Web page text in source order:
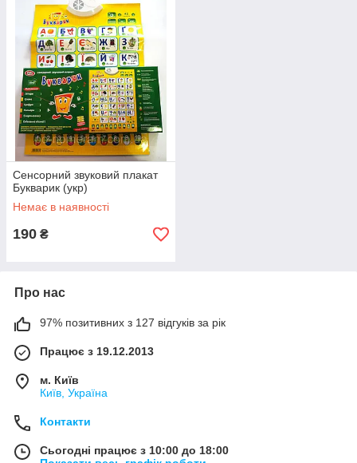
Сенсорний звуковий плакат
Букварик (укр)
Немає в наявності
190 ₴
Про нас
97% позитивних з 127 відгуків за рік
Працює з 19.12.2013
м. Київ
Київ, Україна
Контакти
Сьогодні працює з 10:00 до 18:00